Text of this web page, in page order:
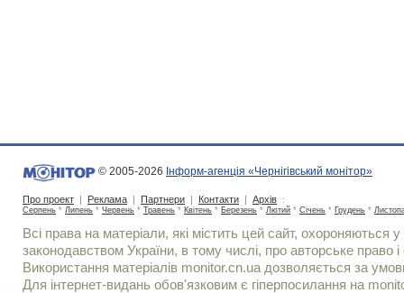
© 2005-2026 Інформ-агенція «Чернігівський монітор»
Про проект | Реклама | Партнери | Контакти | Архів :
Серпень * Липень * Червень * Травень * Квітень * Березень * Лютий * Січень * Грудень *
Всі права на матеріали, які містить цей сайт, охороняються у
законодавством України, в тому числі, про авторське право і
Використання матерiалiв monitor.cn.ua дозволяється за
Для iнтернет-видань обов'язковим є гiперпосилання на